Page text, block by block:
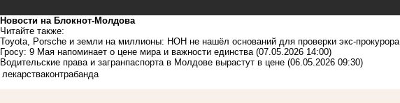
Новости на Блoкнoт-Молдова
Читайте также:
Toyota, Porsche и земли на миллионы: НОН не нашёл оснований для проверки экс-прокурора
Гросу: 9 Мая напоминает о цене мира и важности единства (07.05.2026 14:00)
Водительские права и загранпаспорта в Молдове вырастут в цене (06.05.2026 09:30)
лекарстваконтрабанда